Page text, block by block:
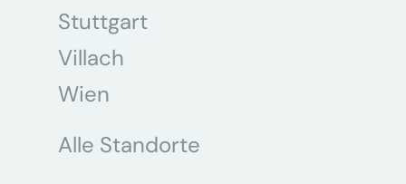
Stuttgart
Villach
Wien
Alle Standorte